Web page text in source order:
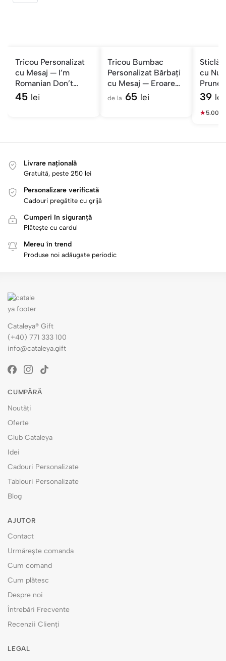
Tricou Personalizat
cu Mesaj — I’m
Romanian Don’t
Keep Calm
45 lei
Tricou Bumbac
Personalizat Bărbați
cu Mesaj — Eroare
404 Motivație
de la 65 lei
Sticlă
cu
Prune
39 lei
★5.00
Livrare națională
Gratuită, peste 250 lei
Personalizare verificată
Cadouri pregătite cu grijă
Cumperi în siguranță
Plătește cu cardul
Mereu în trend
Produse noi adăugate periodic
Cataleya® Gift
(+40) 771 333 100
info@cataleya.gift
CUMPĂRĂ
Noutăți
Oferte
Club Cataleya
Idei
Cadouri Personalizate
Tablouri Personalizate
Blog
AJUTOR
Contact
Urmărește comanda
Cum comand
Cum plătesc
Despre noi
Întrebări Frecvente
Recenzii Clienți
LEGAL